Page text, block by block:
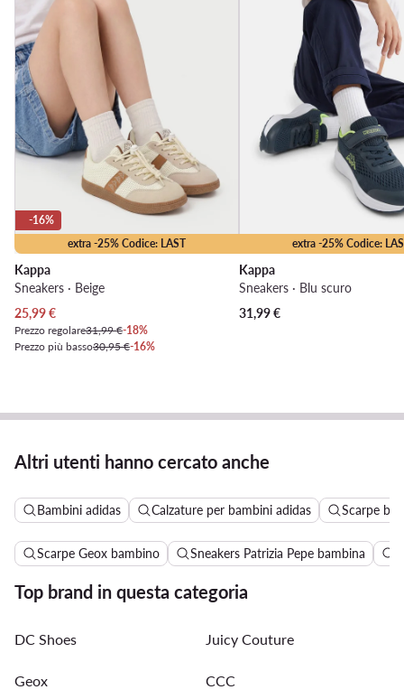
extra -25% Codice: LAST
-16%
Kappa
Sneakers · Beige
Prezzo attuale
25,99€
Prezzo regolare31,99 €-18%
Prezzo più basso30,95 €-16%
extra -25% Codice:
Kappa
Sneakers · Blu scuro
31,99€
Altri utenti hanno cercato anche
Bambini adidas Calzature per bambini adidas Scarpe
Scarpe Geox bambino Sneakers Patrizia Pepe bambina
Top brand in questa categoria
DC Shoes Juicy Couture
Geox CCC